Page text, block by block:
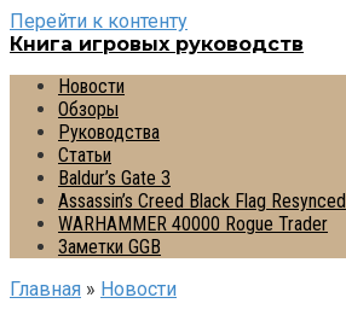
Перейти к контенту
Книга игровых руководств
Новости
Обзоры
Руководства
Статьи
Baldur’s Gate 3
Assassin’s Creed Black Flag Resynced
WARHAMMER 40000 Rogue Trader
Заметки GGB
Главная » Новости